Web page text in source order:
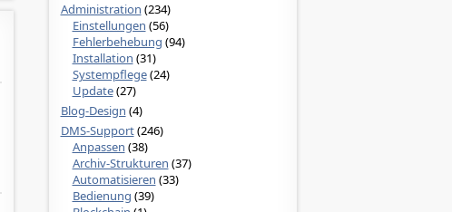
Administration (234)
Einstellungen (56)
Fehlerbehebung (94)
Installation (31)
Systempflege(24)
Update(27)
Blog-Design (4)
DMS-Support(246)
Anpassen (38)
Archiv-Strukturen (37)
Automatisieren (33)
Bedienung (39)